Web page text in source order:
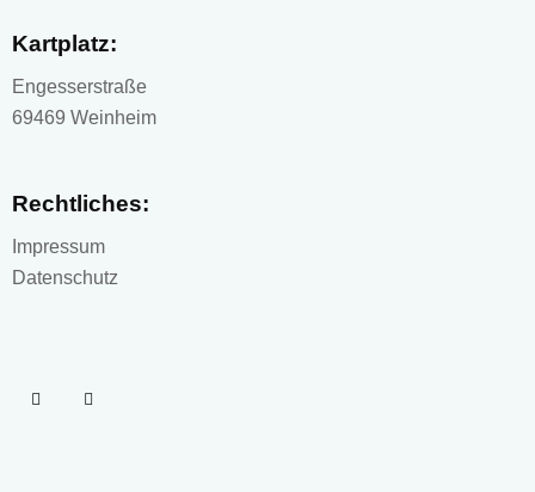
Kartplatz:
Engesserstraße
69469 Weinheim
Rechtliches:
Impressum
Datenschutz